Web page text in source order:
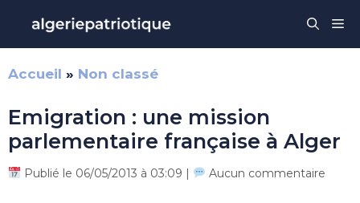
contenu
Accueil » Non classé
Emigration : une mission
parlementaire française à Alger
Publié le 06/05/2013 à 03:09 | Aucun commentaire